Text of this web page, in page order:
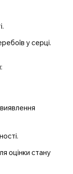
у серці.
оцінки стану